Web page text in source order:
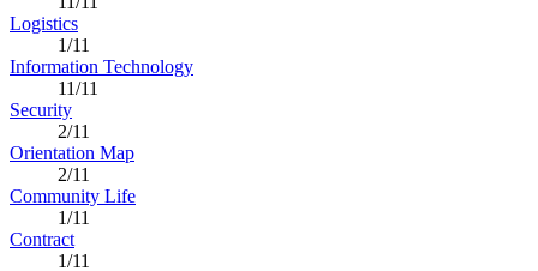
Logistics
1/11
Information Technology
11/11
Security
2/11
Orientation Map
2/11
Community Life
1/11
Contract
1/11